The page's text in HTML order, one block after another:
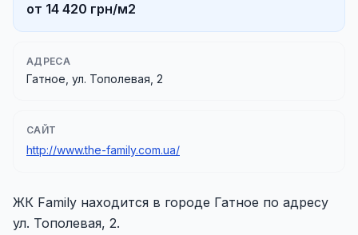
от 14 420 грн/м2
АДРЕСА
Гатное, ул. Тополевая, 2
САЙТ
http://www.the-family.com.ua/
ЖК Family находится в городе Гатное по адресу
ул. Тополевая, 2.